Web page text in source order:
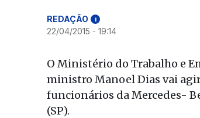
REDAÇÃO i
22/04/2015 - 19:14
O Ministério do Trabalho e
ministro Manoel Dias vai
funcionários da Mercedes-
(SP).